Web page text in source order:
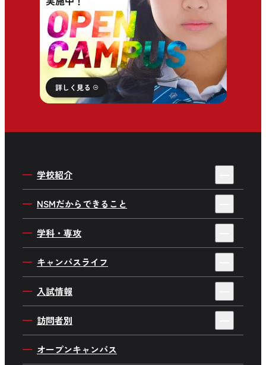
学校紹介
4年制・3年制を選ぶ理由
私たちの目指す人材育成
施設・設備紹介
アクセス
よくあるご質問
採用情報
NSMだからできること
デビューサポートシステム
就職サポート
企業プロジェクト
Wメジャーカリキュラム
海外で学ぼう
社会貢献プロジェクト
学科・専攻
ミュージシャンワールド
音楽制作ワールド
俳優・ 声優ワールド
音楽企画ワールド
キャンパスライフ
キャンパスイベント
在校生インタビュー
在校生の日常
入試情報
AO入学について
一般入学について
訪問者別
高校生の方へ
オープンキャンパス